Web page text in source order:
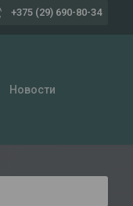
+375 (29) 690-80-34
Новости